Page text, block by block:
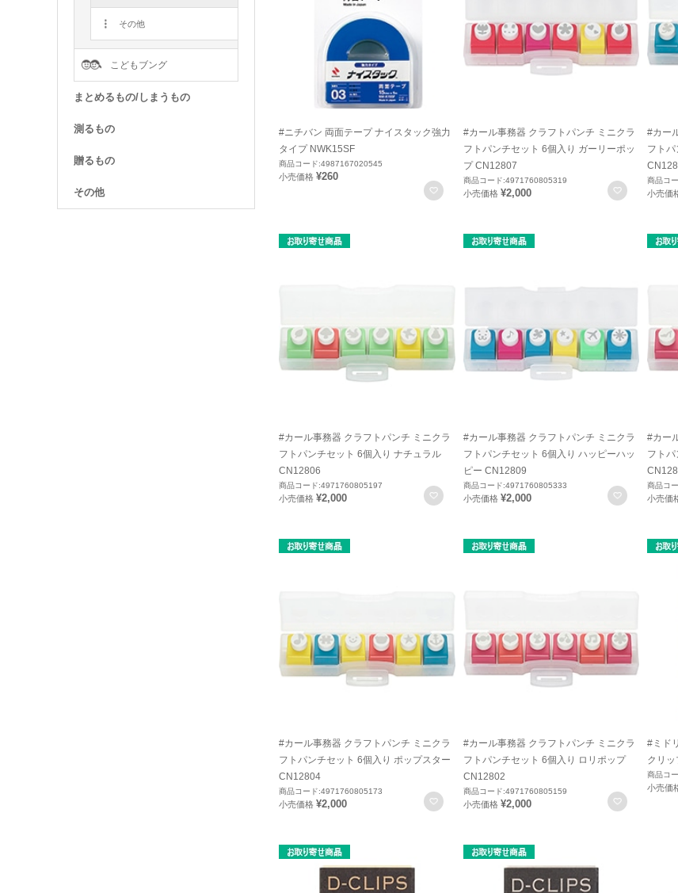
#ニチバン 両面テープ ナイスタック強力
タイプ NWK15SF
商品コード:4987167020545
小売価格 ¥260
お気に入りに登録
#カール事務器 クラフトパンチ ミニクラ
フトパンチセット 6個入り ガーリーポッ
プ CN12807
商品コード:4971760805319
小売価格 ¥2,000 お気に入
#カー
フト
商品コ
小売価
#カール事務器 クラフトパンチ ミニクラ
フトパンチセット 6個入り ナチュラル
CN12806
商品コード:4971760805197
小売価格 ¥2,000 お気に入りに登録
#カール事務器 クラフトパンチ ミニクラ
フトパンチセット 6個入り ハッピーハッ
ピー CN12809
商品コード:4971760805333
小売価格 ¥2,000 お気に入
#カー
フト
商品コ
小売価
#カール事務器 クラフトパンチ ミニクラ
フトパンチセット 6個入り ポップスター
CN12804
商品コード:4971760805173
小売価格 ¥2,000 お気に入りに登録
#カール事務器 クラフトパンチ ミニクラ
フトパンチセット 6個入り ロリポップ
CN12802
商品コード:4971760805159
小売価格 ¥2,000
#ミド
クリ
商品コ
小売価
その他
こどもブング
まとめるもの/しまうもの
測るもの
贈るもの
その他